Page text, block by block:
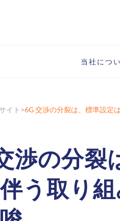
当社につ
イト 6G 交渉の分裂は、標準設定
渉の分裂
う取り